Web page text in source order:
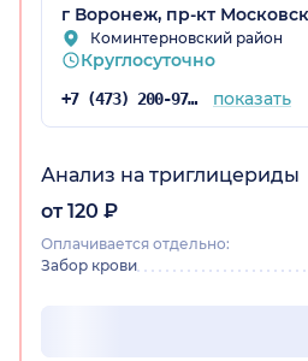
г Воронеж, пр-кт
Коминтерновский район
Круглосуточно
+7 (473) 200-97-34 показать
Анализ на триглицериды
от 120 ₽
Оплачивается отдельно:
Забор крови